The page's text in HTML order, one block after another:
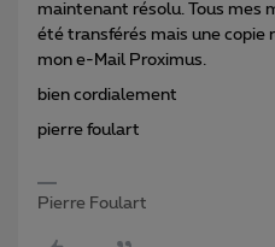
maintenant résolu. Tous mes
été transférés mais une copie
mon e-Mail Proximus.
bien cordialement
pierre foulart
Pierre Foulart